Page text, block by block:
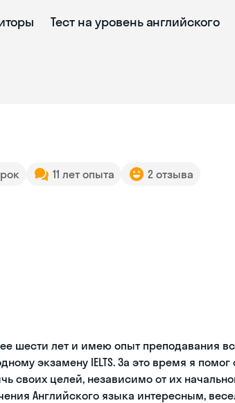
Тест на уровень английского
11 лет опыта 2 отзыва
шести лет и имею опыт преподавания
экзамену IELTS. За это время я
своих целей, независимо от их
Английского языка интересным,